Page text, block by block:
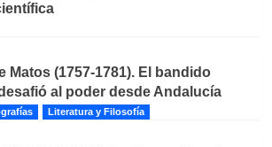
Matos (1757-1781). El bandido
al poder desde Andalucía
Literatura y Filosofía